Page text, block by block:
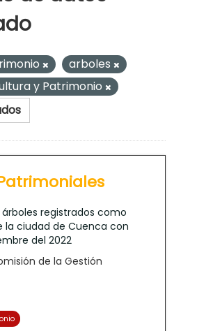
arboles
y Patrimonio
registrados como
la ciudad de Cuenca con
del 2022
de la Gestión